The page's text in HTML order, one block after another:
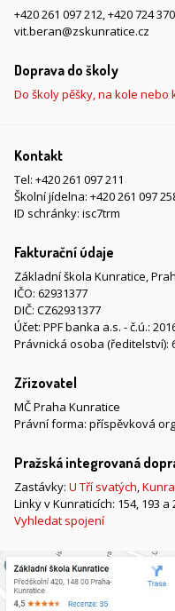
+420 261 097 212,+420 724
vit.beran@zskunratice.cz
Doprava do školy
Do školy pěšky, na kole nebo
Kontakt
Tel: +420 261 097 211
Školní jídelna: +420 261 097
ID schránky: isc7trm
Fakturační údaje
Základní škola Kunratice,
IČO: 62931377
DIČ: CZ62931377
Účet: PPF banka a.s. - č.ú.:
Právnická osoba (ředitelství):
Zřizovatel
MČ Praha Kunratice
Právní forma: příspěvková
Pražská integrovaná
Zastávky: U Tří svatých,
Linky v Kunraticích: 154, 193 a
Vyhledat spojení